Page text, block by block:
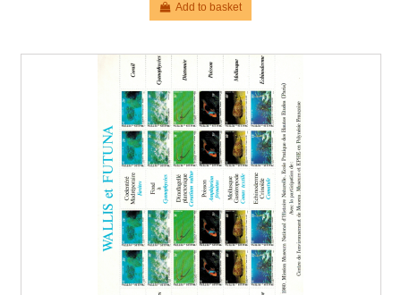
Add to basket